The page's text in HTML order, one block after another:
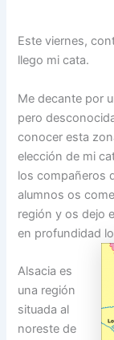
Este viernes,
llego mi cata.
Me decante por
pero
conocer esta
elección de mi
los compañeros
alumnos os
región y os dejo
en profundidad
Alsacia es
una región
situada al
noreste de